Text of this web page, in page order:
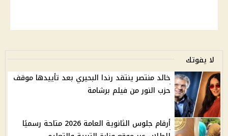
لا يفوتك
خالد منتصر ينتقد رندا البحيري بعد تأييدها موقف
حزب النور من فيلم برشامة
أرقام جلوس الثانوية العامة 2026 متاحة رسميًا